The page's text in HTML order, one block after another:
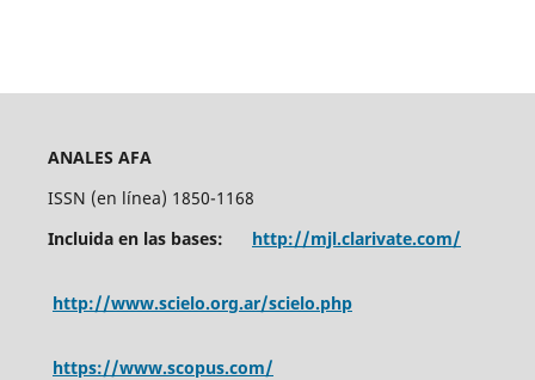
ANALES AFA
ISSN (en línea) 1850-1168
Incluida en las bases: http://mjl.clarivate.com/
http://www.scielo.org.ar/scielo.php
https://www.scopus.com/